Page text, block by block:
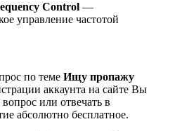
Control —
управление частотой
по теме Ищу пропажу
аккаунта на сайте Вы
или отвечать в
абсолютно бесплатное.